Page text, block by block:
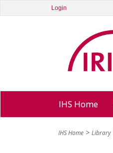
Login
IHS Home
IHS Home Library